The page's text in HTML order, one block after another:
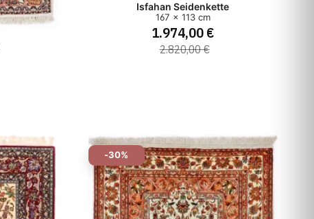
Isfahan Seidenkette
167 x 113 cm
1.974,00 €
2.820,00 €
-30%